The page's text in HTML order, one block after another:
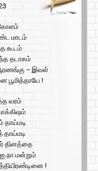
மாடம்
கூடம்
தடாகம்
– இவள்
!
வரம்
தாய்மடி
தாய்மடி
தினத்தை
மன்றும்
!